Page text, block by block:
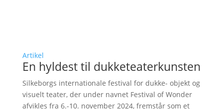
Artikel
En hyldest til dukketeaterkunsten
Silkeborgs internationale festival for dukke- objekt og
visuelt teater, der under navnet Festival of Wonder
afvikles fra 6.-10. november 2024, fremstår som et